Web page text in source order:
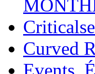
Curved